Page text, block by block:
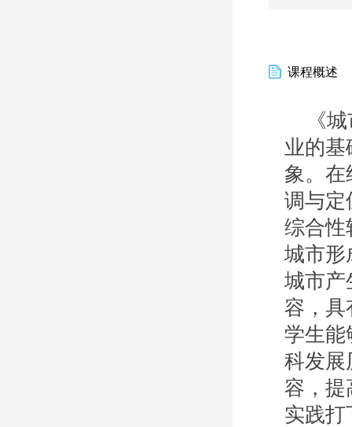
课程概述
《
业的基
象。在
调与定
综合性
城市形
城市产
容，具
学生能
科发展
容，提
实践打